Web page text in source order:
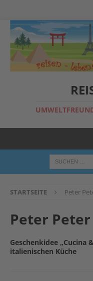
STARTSEITE Peter
Peter Peter
Geschenkidee „Cucina
italienischen Küche